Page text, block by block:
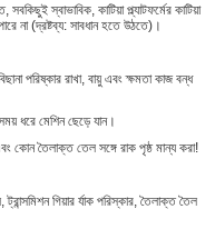
স্বাভাবিক, কাটিয়া প্ল্যাটফর্মের কাটিয়া
না (দ্রষ্টব্য: সাবধান হতে উঠতে)।
পরিষ্কার রাখা, বায়ু এবং ক্ষমতা কাজ বন্ধ
ধরে মেশিন ছেড়ে যান।
কোন তৈলাক্ত তেল সঙ্গে রাক পৃষ্ঠ মান্য করা!
গিয়ার র্যাক পরিস্কার, তৈলাক্ত তৈল